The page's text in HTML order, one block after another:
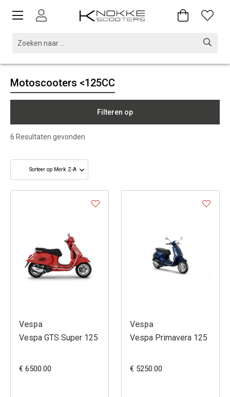
Motoscooters <125CC
Filteren op
6 Resultaten gevonden
Vespa
Vespa GTS Super 125
€ 6500.00
Vespa
Vespa Primavera 125
€ 5250.00